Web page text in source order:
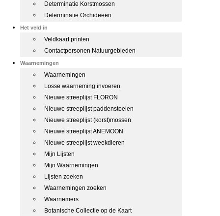
Determinatie Korstmossen
Determinatie Orchideeën
Het veld in
Veldkaart printen
Contactpersonen Natuurgebieden
Waarnemingen
Waarnemingen
Losse waarneming invoeren
Nieuwe streeplijst FLORON
Nieuwe streeplijst paddenstoelen
Nieuwe streeplijst (korst)mossen
Nieuwe streeplijst ANEMOON
Nieuwe streeplijst weekdieren
Mijn Lijsten
Mijn Waarnemingen
Lijsten zoeken
Waarnemingen zoeken
Waarnemers
Botanische Collectie op de Kaart